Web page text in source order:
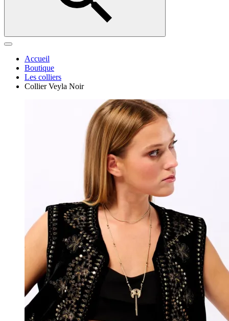
Accueil
Boutique
Les colliers
Collier Veyla Noir